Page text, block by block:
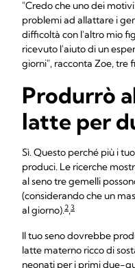
"Credo che uno dei
problemi ad allattare i
difficoltà con l'altro mio
ricevuto l'aiuto di un
giorni", racconta Zoe, tre
Produrrò
latte per
Sì. Questo perché più i
produci. Le ricerche
al seno tre gemelli
(considerando che un
al giorno).2,3
Il tuo seno dovrebbe
latte materno ricco di
neonati per i primi due-